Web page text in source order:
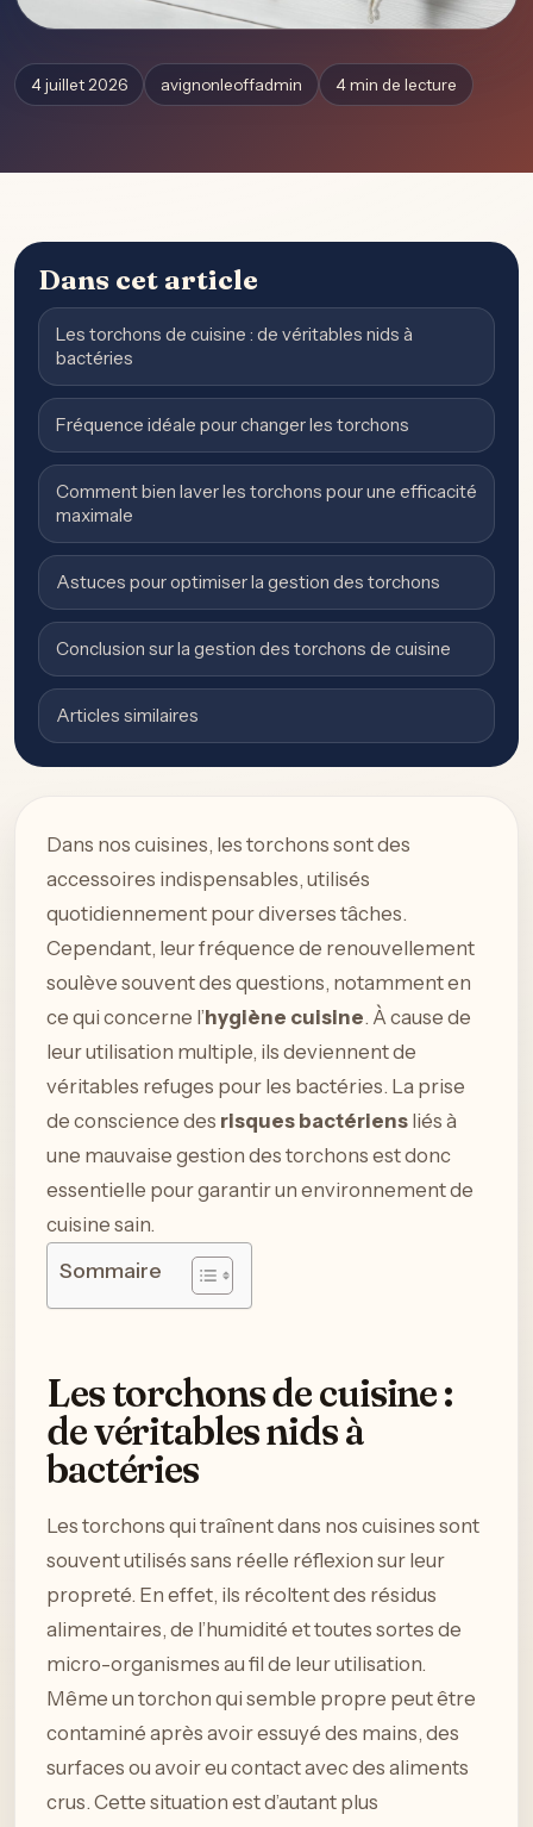
4 juillet 2026 avignonleoffadmin 4 min de lecture
Dans cet article
Les torchons de cuisine : de véritables nids à
bactéries
Fréquence idéale pour changer les torchons
Comment bien laver les torchons pour une efficacité
maximale
Astuces pour optimiser la gestion des torchons
Conclusion sur la gestion des torchons de cuisine
Articles similaires
Dans nos cuisines, les torchons sont des
accessoires indispensables, utilisés
quotidiennement pour diverses tâches.
Cependant, leur fréquence de renouvellement
soulève souvent des questions, notamment en
ce qui concerne l’hygiène cuisine. À cause de
leur utilisation multiple, ils deviennent de
véritables refuges pour les bactéries. La prise
de conscience des risques bactériens liés à
une mauvaise gestion des torchons est donc
essentielle pour garantir un environnement de
cuisine sain.
Sommaire
Les torchons de cuisine :
de véritables nids à
bactéries
Les torchons qui traînent dans nos cuisines sont
souvent utilisés sans réelle réflexion sur leur
propreté. En effet, ils récoltent des résidus
alimentaires, de l’humidité et toutes sortes de
micro-organismes au fil de leur utilisation.
Même un torchon qui semble propre peut être
contaminé après avoir essuyé des mains, des
surfaces ou avoir eu contact avec des aliments
crus. Cette situation est d’autant plus